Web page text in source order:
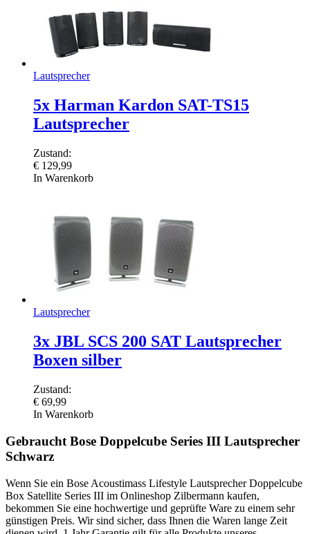
Lautsprecher
5x Harman Kardon SAT-TS15
Lautsprecher
Zustand:
€ 129,99
In Warenkorb
Lautsprecher
3x JBL SCS 200 SAT Lautsprecher
Boxen silber
Zustand:
€ 69,99
In Warenkorb
Gebraucht Bose Doppelcube Series III Lautsprecher
Schwarz
Wenn Sie ein Bose Acoustimass Lifestyle Lautsprecher Doppelcube
Box Satellite Series III im Onlineshop Zilbermann kaufen,
bekommen Sie eine hochwertige und geprüfte Ware zu einem sehr
günstigen Preis. Wir sind sicher, dass Ihnen die Waren lange Zeit